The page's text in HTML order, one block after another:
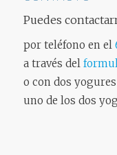
Puedes
por teléfono en el
a través del
o con dos
uno de los dos